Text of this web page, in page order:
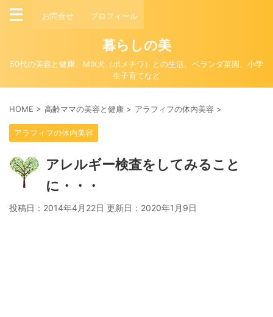
お問合せ プロフィール
暮らしの美
50代の美容と健康、MIX犬（ポメチワ）との生活、ベランダ菜園、小学
生子育てなど
HOME > 高齢ママの美容と健康 > アラフィフの体内美容 >
アラフィフの体内美容
アレルギー検査をしてみること
に・・・
投稿日：2014年4月22日 更新日： 2020年1月9日